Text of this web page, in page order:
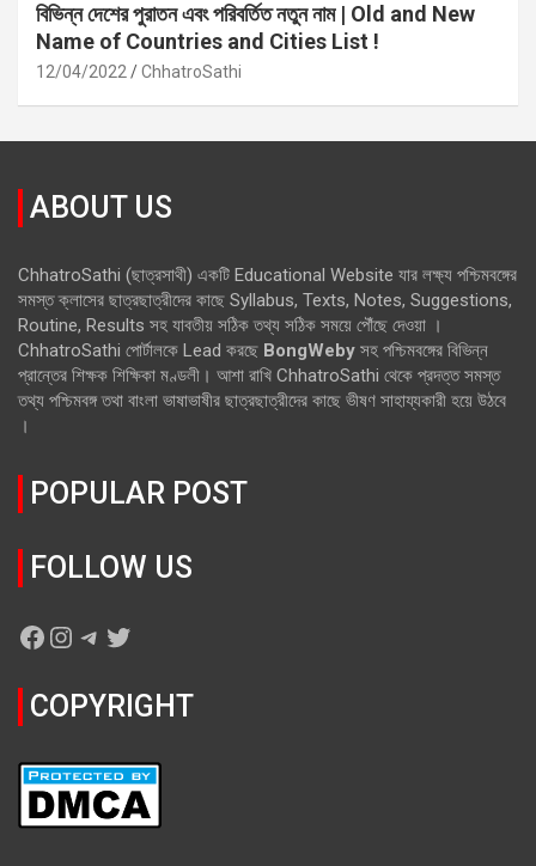
বিভিন্ন দেশের পুরাতন এবং পরিবর্তিত নতুন নাম | Old and New
Name of Countries and Cities List !
12/04/2022 ChhatroSathi
ABOUT US
ChhatroSathi (ছাত্রসাথী) একটি Educational Website যার লক্ষ্য পশ্চিমবঙ্গের
সমস্ত ক্লাসের ছাত্রছাত্রীদের কাছে Syllabus, Texts, Notes, Suggestions,
Routine, Results সহ যাবতীয় সঠিক তথ্য সঠিক সময়ে পৌঁছে দেওয়া ।
ChhatroSathi পোর্টালকে Lead করছে BongWeby সহ পশ্চিমবঙ্গের বিভিন্ন
প্রান্তের শিক্ষক শিক্ষিকা মণ্ডলী। আশা রাখি ChhatroSathi থেকে প্রদত্ত সমস্ত
তথ্য পশ্চিমবঙ্গ তথা বাংলা ভাষাভাষীর ছাত্রছাত্রীদের কাছে ভীষণ সাহায্যকারী হয়ে উঠবে
।
POPULAR POST
FOLLOW US
Facebook
Instagram
Telegram
Twitter
COPYRIGHT